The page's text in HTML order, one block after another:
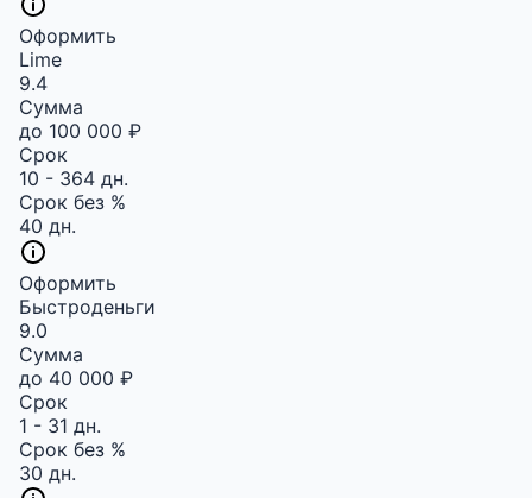
Оформить
Lime
9.4
Сумма
до 100 000 ₽
Срок
10 - 364 дн.
Срок без %
40 дн.
Оформить
Быстроденьги
9.0
Сумма
до 40 000 ₽
Срок
1 - 31 дн.
Срок без %
30 дн.